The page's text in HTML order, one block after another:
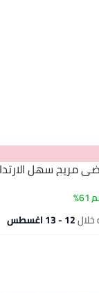
مريح سهل
12 - 13 اغسطس